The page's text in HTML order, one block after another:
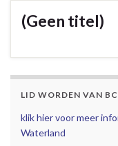
(Geen titel)
LID WORDEN VAN
klik hier voor meer
Waterland